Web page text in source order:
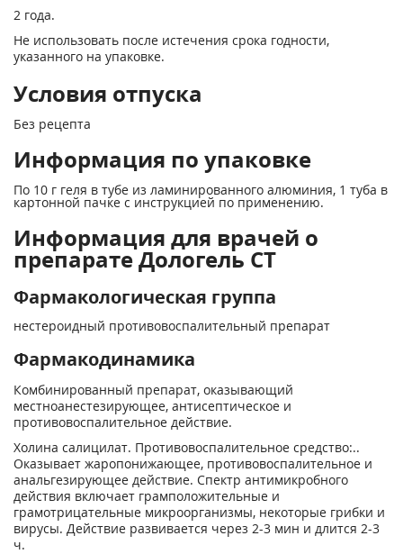
2 года.
Не использовать после истечения срока годности,
указанного на упаковке.
Условия отпуска
Без рецепта
Информация по упаковке
По 10 г геля в тубе из ламинированного алюминия, 1 туба в
картонной пачке с инструкцией по применению.
Информация для врачей о
препарате Дологель СТ
Фармакологическая группа
нестероидный противовоспалительный препарат
Фармакодинамика
Комбинированный препарат, оказывающий
местноанестезирующее, антисептическое и
противовоспалительное действие.
Холина салицилат. Противовоспалительное средство:..
Оказывает жаропонижающее, противовоспалительное и
анальгезирующее действие. Спектр антимикробного
действия включает грамположительные и
грамотрицательные микроорганизмы, некоторые грибки и
вирусы. Действие развивается через 2-3 мин и длится 2-3
ч.